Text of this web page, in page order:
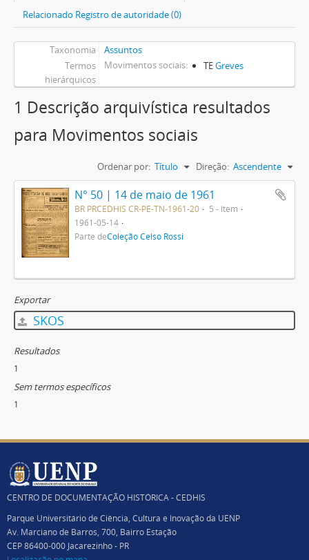
Relacionado Registro de autoridade (0)
Taxonomia
Assuntos
Termos
hierárquicos
Movimentos sociais TEGreves
1 Descrição arquivística resultados
para Movimentos sociais
Ordenar por: Título Direção: Ascendente
N° 50 | 14 de maio de 1961
BR PRCEDHIS CR-PE-TN-1961-20
5 - Item
1961-05-14
Parte deColeção Celso Rossi
Exportar
SKOS
Resultados
1
Sem termos específicos
1
CENTRO DE DOCUMENTAÇÃO HISTÓRICA - CEDHIS
Parque Universitário de Ciência, Cultura e Inovação da UENP
Av. Marciano de Barros, 700, Bairro Estação
CEP 86400-000 Jacarezinho - PR